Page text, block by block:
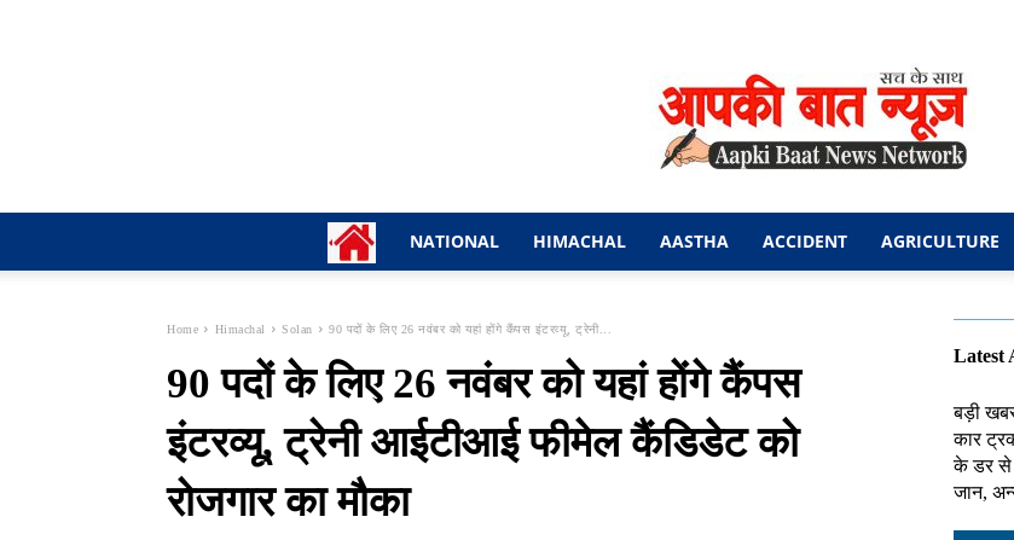
NATIONAL HIMACHAL AASTHA ACCIDENT AGRICULTURE
Home Himachal Solan 90 पदों के लिए 26 नवंबर को यहां होंगे कैंपस इंटरव्यू, ट्रेनी...
90 पदों के लिए 26 नवंबर को यहां होंगे कैंपस
इंटरव्यू, ट्रेनी आईटीआई फीमेल कैंडिडेट को
रोजगार का मौका
Latest
बड़ी
कार
के डर से
जान,